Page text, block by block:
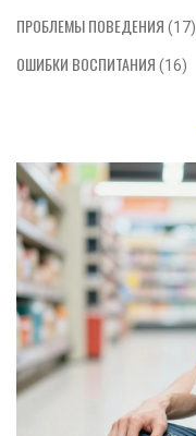
ПРОБЛЕМЫ ПОВЕДЕНИЯ (17)
ОШИБКИ ВОСПИТАНИЯ (16)